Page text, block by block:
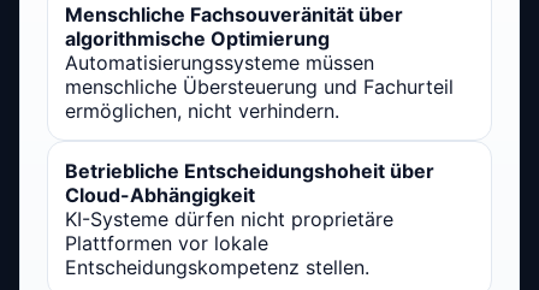
Menschliche Fachsouveränität über
algorithmische Optimierung
Automatisierungssysteme müssen
menschliche Übersteuerung und Fachurteil
ermöglichen, nicht verhindern.
Betriebliche Entscheidungshoheit über
Cloud-Abhängigkeit
KI-Systeme dürfen nicht proprietäre
Plattformen vor lokale
Entscheidungskompetenz stellen.